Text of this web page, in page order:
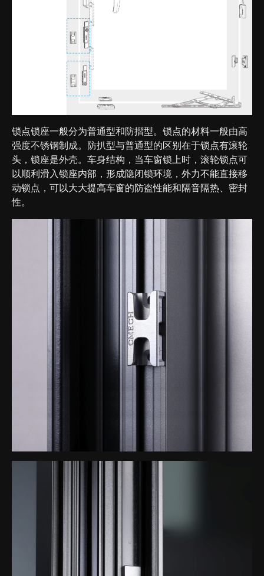
锁点锁座一般分为普通型和防摺型。锁点的材料一般由高
强度不锈钢制成。防扒型与普通型的区别在于锁点有滚轮
头，锁座是外壳。车身结构，当车窗锁上时，滚轮锁点可
以顺利滑入锁座内部，形成隐闭锁环境，外力不能直接移
动锁点，可以大大提高车窗的防盗性能和隔音隔热、密封
性。